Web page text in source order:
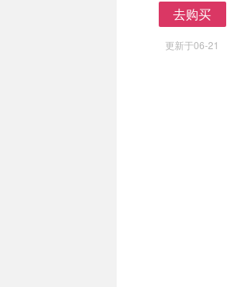
去购买
更新于06-21